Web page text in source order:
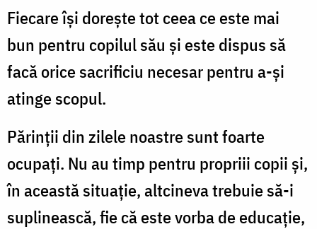
/
Foto:
Oana
Nechifor
Fiecare își dorește tot ceea ce este mai
bun pentru copilul său și este dispus să
facă orice sacrificiu necesar pentru a-și
atinge scopul.
Părinții din zilele noastre sunt foarte
ocupați. Nu au timp pentru propriii copii și,
în această situație, altcineva trebuie să-i
suplinească, fie că este vorba de educație,